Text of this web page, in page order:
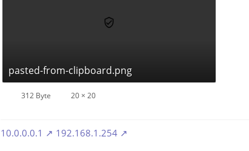
pasted-from-clipboard.png
312 Byte 20 × 20
10.0.0.0.1 192.168.1.254